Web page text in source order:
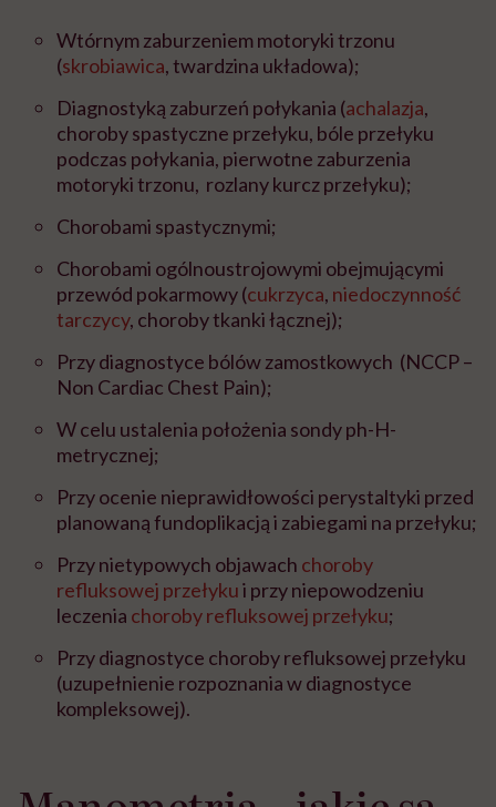
Wtórnym zaburzeniem motoryki trzonu
(skrobiawica, twardzina układowa);
Diagnostyką zaburzeń połykania (achalazja,
choroby spastyczne przełyku, bóle przełyku
podczas połykania, pierwotne zaburzenia
motoryki trzonu, rozlany kurcz przełyku);
Chorobami spastycznymi;
Chorobami ogólnoustrojowymi obejmującymi
przewód pokarmowy (cukrzyca, niedoczynność
tarczycy, choroby tkanki łącznej);
Przy diagnostyce bólów zamostkowych (NCCP –
Non Cardiac Chest Pain);
W celu ustalenia położenia sondy ph-H-
metrycznej;
Przy ocenie nieprawidłowości perystaltyki przed
planowaną fundoplikacją i zabiegami na przełyku;
Przy nietypowych objawach choroby
refluksowej przełykui przy niepowodzeniu
leczenia choroby refluksowej przełyku;
Przy diagnostyce choroby refluksowej przełyku
(uzupełnienie rozpoznania w diagnostyce
kompleksowej).